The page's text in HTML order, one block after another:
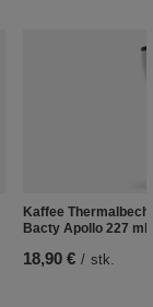
Kaffee
Bacty Apollo 227 ml
18,90 € / stk.